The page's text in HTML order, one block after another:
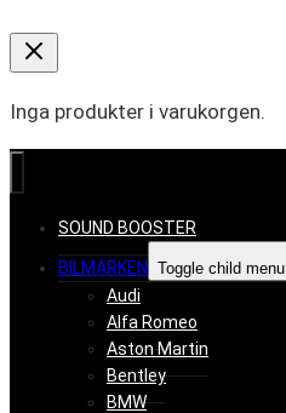
Inga produkter i varukorgen.
SOUND BOOSTER
BILMÄRKEN Toggle child menu
Audi
Alfa Romeo
Aston Martin
Bentley
BMW